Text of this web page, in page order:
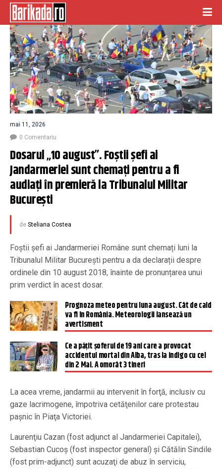
mai 11, 2026
0 Comentariu
Dosarul „10 august”. Foştii şefi ai
Jandarmeriei sunt chemaţi pentru a fi
audiaţi în premieră la Tribunalul Militar
București
de Steliana Costea
Foștii șefi ai Jandarmeriei Române sunt chemați luni la
Tribunalul Militar București pentru a da declarații despre
ordinele din 10 august 2018, înainte de pronunțarea unui
prim verdict în acest dosar.
Prognoza meteo pentru luna august. Cât de cald
va fi în România. Meteorologii lansează un
avertisment
Ce a pățit șoferul de 19 ani care a provocat
accidentul mortal din Alba, tras la indigo cu cel
din 2 Mai. A omorât 3 tineri
La acea vreme, jandarmii au intervenit în forţă, inclusiv cu
gaze lacrimogene, împotriva cetăţenilor care protestau
paşnic în Piaţa Victoriei.
Laurenţiu Cazan (fost adjunct al Jandarmeriei Capitalei),
Sebastian Cucoş (fost inspector general) şi Cătălin Sindile
(fost prim-adjunct) sunt acuzaţi de abuz în serviciu,